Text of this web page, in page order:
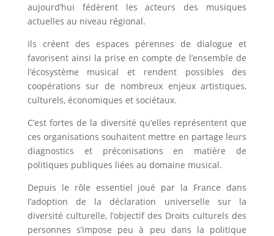
aujourd’hui fédèrent les acteurs des musiques
actuelles au niveau régional.
Ils créent des espaces pérennes de dialogue et
favorisent ainsi la prise en compte de l’ensemble de
l’écosystème musical et rendent possibles des
coopérations sur de nombreux enjeux artistiques,
culturels, économiques et sociétaux.
C’est fortes de la diversité qu’elles représentent que
ces organisations souhaitent mettre en partage leurs
diagnostics et préconisations en matière de
politiques publiques liées au domaine musical.
Depuis le rôle essentiel joué par la France dans
l’adoption de la déclaration universelle sur la
diversité culturelle, l’objectif des Droits culturels des
personnes s’impose peu à peu dans la politique